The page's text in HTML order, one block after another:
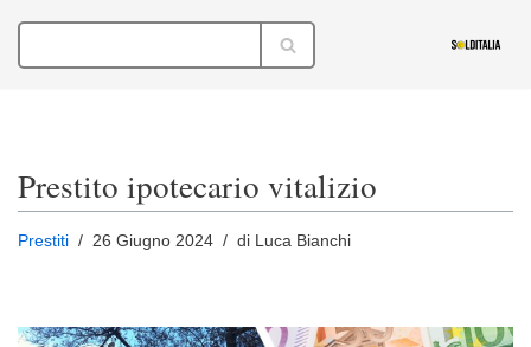
Vai
Prestito ipotecario vitalizio
Prestiti 26 Giugno 2024 di Luca Bianchi